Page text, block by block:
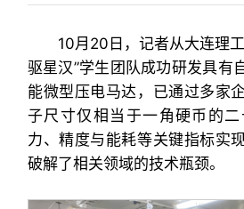
10月20日，记者从大连理
驱星汉”学生团队成功研发具有
能微型压电马达，已通过多家
子尺寸仅相当于一角硬币的
力、精度与能耗等关键指标实
破解了相关领域的技术瓶颈。